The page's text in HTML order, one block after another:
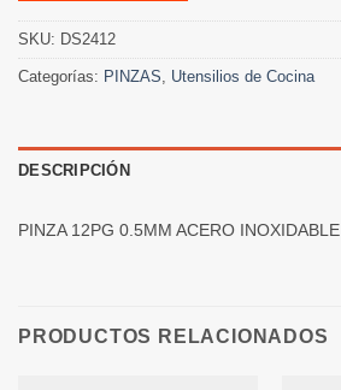
SKU: DS2412
Categorías: PINZAS, Utensilios de Cocina
DESCRIPCIÓN
PINZA 12PG 0.5MM ACERO INOXIDABLE
PRODUCTOS RELACIONADOS